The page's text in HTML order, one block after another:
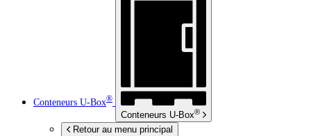
Conteneurs U-Box®
Conteneurs U-Box®
Retour au menu principal